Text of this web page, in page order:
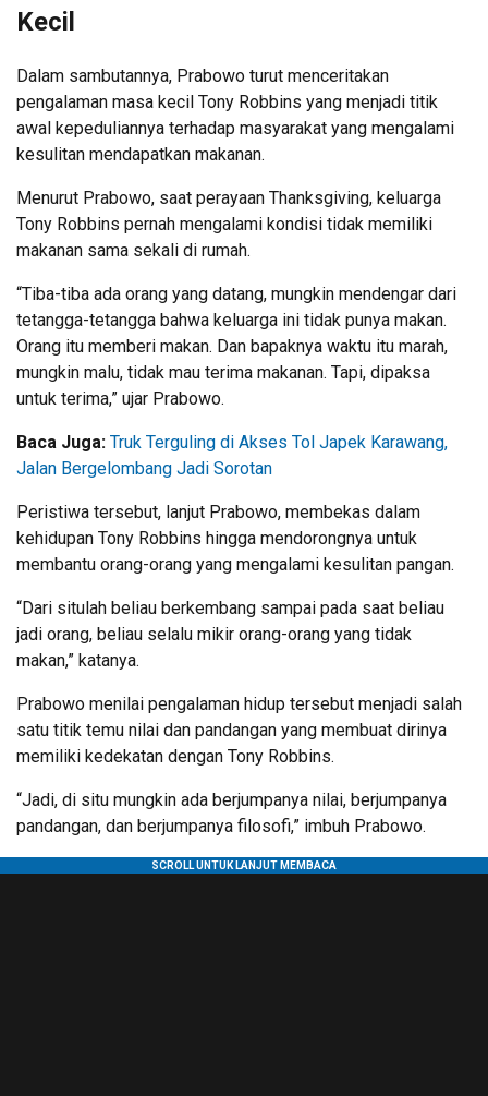
Kecil
Dalam sambutannya, Prabowo turut menceritakan
pengalaman masa kecil Tony Robbins yang menjadi titik
awal kepeduliannya terhadap masyarakat yang mengalami
kesulitan mendapatkan makanan.
Menurut Prabowo, saat perayaan Thanksgiving, keluarga
Tony Robbins pernah mengalami kondisi tidak memiliki
makanan sama sekali di rumah.
“Tiba-tiba ada orang yang datang, mungkin mendengar dari
tetangga-tetangga bahwa keluarga ini tidak punya makan.
Orang itu memberi makan. Dan bapaknya waktu itu marah,
mungkin malu, tidak mau terima makanan. Tapi, dipaksa
untuk terima,” ujar Prabowo.
Baca Juga: Truk Terguling di Akses Tol Japek Karawang,
Jalan Bergelombang Jadi Sorotan
Peristiwa tersebut, lanjut Prabowo, membekas dalam
kehidupan Tony Robbins hingga mendorongnya untuk
membantu orang-orang yang mengalami kesulitan pangan.
“Dari situlah beliau berkembang sampai pada saat beliau
jadi orang, beliau selalu mikir orang-orang yang tidak
makan,” katanya.
Prabowo menilai pengalaman hidup tersebut menjadi salah
satu titik temu nilai dan pandangan yang membuat dirinya
memiliki kedekatan dengan Tony Robbins.
“Jadi, di situ mungkin ada berjumpanya nilai, berjumpanya
pandangan, dan berjumpanya filosofi,” imbuh Prabowo.